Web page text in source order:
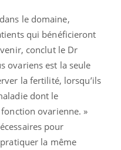
le domaine,
qui bénéficieront
conclut le Dr
ovariens est la seule
la fertilité, lorsqu’ils
dont le
ovarienne. »
pour
la même